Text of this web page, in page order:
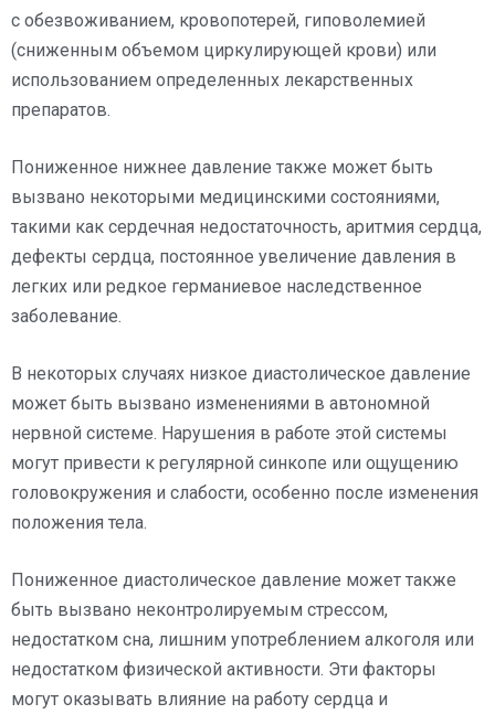
с обезвоживанием, кровопотерей, гиповолемией
(сниженным объемом циркулирующей крови) или
использованием определенных лекарственных
препаратов.
Пониженное нижнее давление также может быть
вызвано некоторыми медицинскими состояниями,
такими как сердечная недостаточность, аритмия сердца,
дефекты сердца, постоянное увеличение давления в
легких или редкое германиевое наследственное
заболевание.
В некоторых случаях низкое диастолическое давление
может быть вызвано изменениями в автономной
нервной системе. Нарушения в работе этой системы
могут привести к регулярной синкопе или ощущению
головокружения и слабости, особенно после изменения
положения тела.
Пониженное диастолическое давление может также
быть вызвано неконтролируемым стрессом,
недостатком сна, лишним употреблением алкоголя или
недостатком физической активности. Эти факторы
могут оказывать влияние на работу сердца и